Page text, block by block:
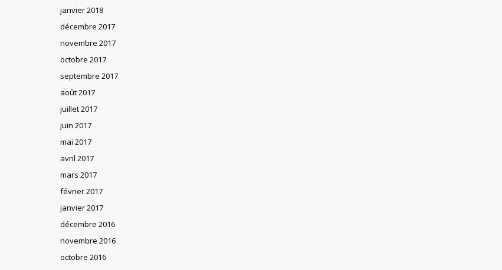
janvier 2018
décembre 2017
novembre 2017
octobre 2017
septembre 2017
août 2017
juillet 2017
juin 2017
mai 2017
avril 2017
mars 2017
février 2017
janvier 2017
décembre 2016
novembre 2016
octobre 2016